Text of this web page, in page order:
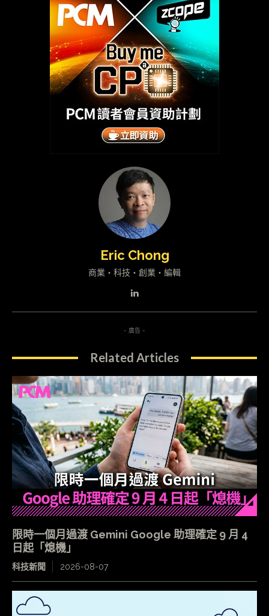
Eric Chong
商業・科技・創業・編輯
- 廣告 -
Related Articles
限時一個月過渡 Gemini Google 助理確定 9 月 4
日起「熄機」
科技新聞 2026-08-07